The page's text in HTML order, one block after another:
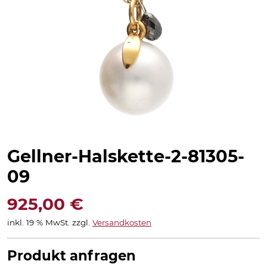
Gellner-Halskette-2-81305-
09
925,00 €
inkl. 19 % MwSt. zzgl. Versandkosten
Produkt anfragen